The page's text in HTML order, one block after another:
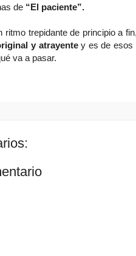
de “El paciente”.
ritmo trepidante de principio a
y atrayentey es de esos
va a pasar.